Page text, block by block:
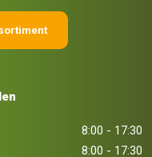
8:00 - 17:30
8:00 - 17:30